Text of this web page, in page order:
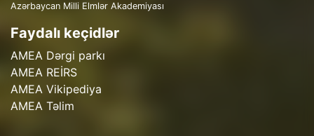
Azərbaycan Milli Elmlər Akademiyası
Faydalı keçidlər
AMEA Dərgi parkı
AMEA REİRS
AMEA Vikipediya
AMEA Təlim